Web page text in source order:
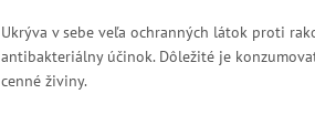
Ukrýva v sebe veľa ochranných látok proti
antibakteriálny účinok. Dôležité je
cenné živiny.